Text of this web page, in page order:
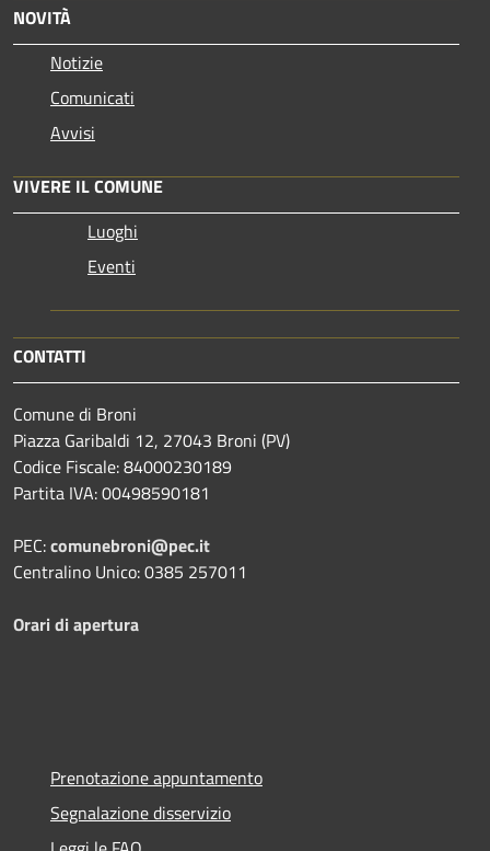
NOVITÀ
Notizie
Comunicati
Avvisi
VIVERE IL COMUNE
Luoghi
Eventi
CONTATTI
Comune di Broni
Piazza Garibaldi 12, 27043 Broni (PV)
Codice Fiscale: 84000230189
Partita IVA: 00498590181
PEC:comunebroni@pec.it
Centralino Unico: 0385 257011
Orari di apertura
Prenotazione appuntamento
Segnalazione disservizio